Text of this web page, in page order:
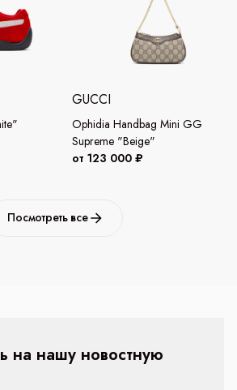
GUCCI
Ophidia Handbag Mini GG
Supreme "Beige"
от 123 000 ₽
Посмотреть все
на нашу новостную